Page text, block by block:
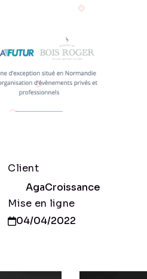
Client
AgaCroissance
Mise en ligne
04/04/2022